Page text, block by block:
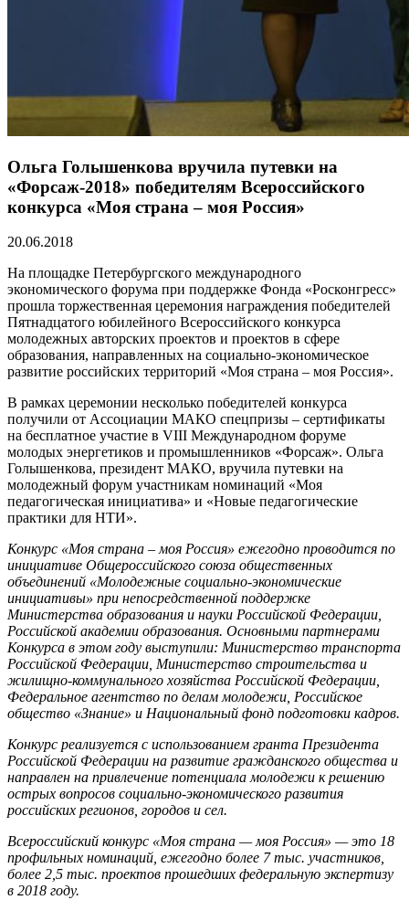
Ольга Голышенкова вручила путевки на
«Форсаж-2018» победителям Всероссийского
конкурса «Моя страна – моя Россия»
20.06.2018
На площадке Петербургского международного
экономического форума при поддержке Фонда «Росконгресс»
прошла торжественная церемония награждения победителей
Пятнадцатого юбилейного Всероссийского конкурса
молодежных авторских проектов и проектов в сфере
образования, направленных на социально-экономическое
развитие российских территорий «Моя страна – моя Россия».
В рамках церемонии несколько победителей конкурса
получили от Ассоциации МАКО спецпризы – сертификаты
на бесплатное участие в VIII Международном форуме
молодых энергетиков и промышленников «Форсаж». Ольга
Голышенкова, президент МАКО, вручила путевки на
молодежный форум участникам номинаций «Моя
педагогическая инициатива» и «Новые педагогические
практики для НТИ».
Конкурс «Моя страна – моя Россия» ежегодно проводится по
инициативе Общероссийского союза общественных
объединений «Молодежные социально-экономические
инициативы» при непосредственной поддержке
Министерства образования и науки Российской Федерации,
Российской академии образования. Основными партнерами
Конкурса в этом году выступили: Министерство транспорта
Российской Федерации, Министерство строительства и
жилищно-коммунального хозяйства Российской Федерации,
Федеральное агентство по делам молодежи, Российское
общество «Знание» и Национальный фонд подготовки кадров.
Конкурс реализуется с использованием гранта Президента
Российской Федерации на развитие гражданского общества и
направлен на привлечение потенциала молодежи к решению
острых вопросов социально-экономического развития
российских регионов, городов и сел.
Всероссийский конкурс «Моя страна — моя Россия» — это 18
профильных номинаций, ежегодно более 7 тыс. участников,
более 2,5 тыс. проектов прошедших федеральную экспертизу
в 2018 году.